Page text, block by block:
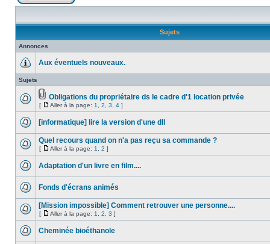
Sujets
Annonces
Aux éventuels nouveaux.
Sujets
Obligations du propriétaire ds le cadre d'1 location privée
[ Aller à la page: 1 2 3 4 ]
[informatique] lire la version d'une dll
Quel recours quand on n'a pas reçu sa commande ?
[ Aller à la page: 1 2 ]
Adaptation d'un livre en film....
Fonds d'écrans animés
[Mission impossible] Comment retrouver une personne....
[ Aller à la page: 1 2 3 ]
Cheminée bioéthanole